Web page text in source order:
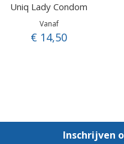
Uniq Lady Condom
Vanaf
€ 14,50
Inschrijven